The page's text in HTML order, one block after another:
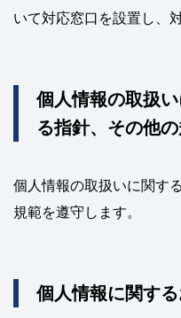
いて対応窓口を設置し、
個人情報の取扱
る指針、その他
個人情報の取扱いに関す
規範を遵守します。
個人情報に関す